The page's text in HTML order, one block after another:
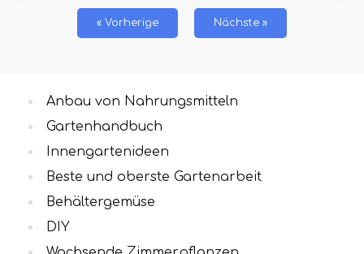
« Vorherige Nächste »
Anbau von Nahrungsmitteln
Gartenhandbuch
Innengartenideen
Beste und oberste Gartenarbeit
Behältergemüse
DIY